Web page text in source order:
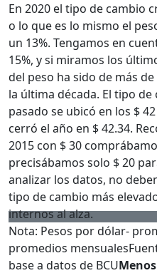
En 2020 el tipo de cambio
o lo que es lo mismo el
un 13%. Tengamos en
15%, y si miramos los
del peso ha sido de más de
la última década. El tipo
pasado se ubicó en los $
cerró el año en $ 42.34.
2015 con $ 30
precisábamos solo $ 20
analizar los datos, no
tipo de cambio más
internos al alza.
Nota: Pesos por dólar-
promedios mensuales
base a datos de BCU